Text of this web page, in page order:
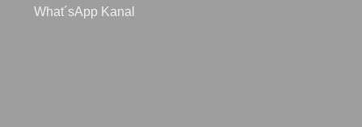
What´sApp Kanal